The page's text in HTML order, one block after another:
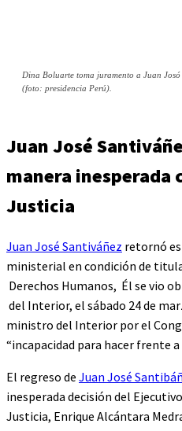
Dina Boluarte toma juramento a Juan
(foto: presidencia Perú).
Juan José
manera inesperada
Justicia
Juan José Santiváñez retornó
ministerial en condición de
Derechos Humanos, Él se vio
del Interior, el sábado 24 de
ministro del Interior por el
“incapacidad para hacer frente
El regreso de Juan José
inesperada decisión del
Justicia, Enrique Alcántara